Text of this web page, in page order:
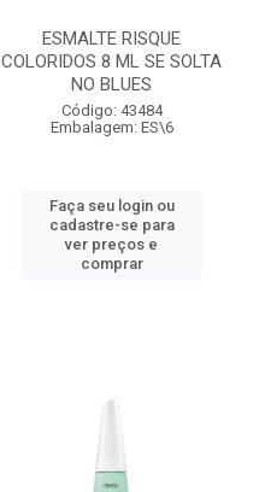
ESMALTE RISQUE
COLORIDOS 8 ML SE SOLTA
NO BLUES
Código: 43484
Embalagem: ES\6
Faça seu login ou
cadastre-se para
ver preços e
comprar